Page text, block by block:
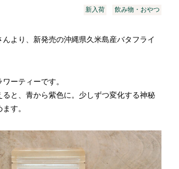
新入荷 飲み物・おやつ
より、新発売の沖縄県久米島産バタフライ
ーティーです。
ると、青から紫色に。少しずつ変化する神秘
す。